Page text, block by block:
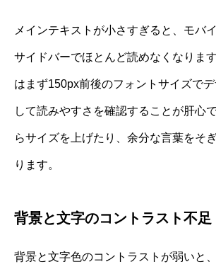
メインテキストが小さすぎると、モバ
サイドバーでほとんど読めなくなりま
はまず150px前後のフォントサイズで
して読みやすさを確認することが肝心
らサイズを上げたり、余分な言葉をそ
ります。
背景と文字のコントラスト不足
背景と文字色のコントラストが弱いと